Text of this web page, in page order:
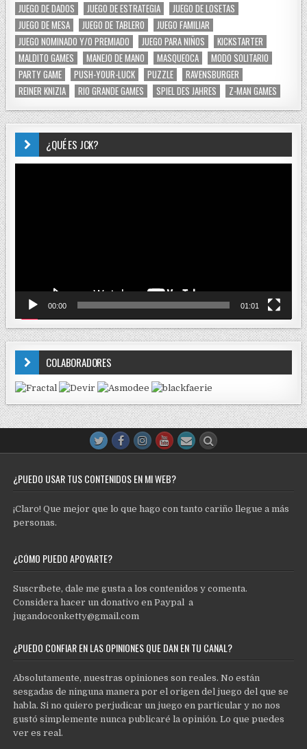
JUEGO DE DADOS
JUEGO DE ESTRATEGIA
JUEGO DE LOSETAS
JUEGO DE MESA
JUEGO DE TABLERO
JUEGO FAMILIAR
JUEGO NOMINADO Y/O PREMIADO
JUEGO PARA NIÑOS
KICKSTARTER
MALDITO GAMES
MANEJO DE MANO MASQUEOCA
MODO SOLITARIO
PARTY GAME
PUSH-YOUR-LUCK PUZZLE
RAVENSBURGER
REINER KNIZIA
RIO GRANDE GAMES SPIEL DES JAHRES Z-MAN GAMES
¿QUÉ ES JCK?
00:00 01:01
COLABORADORES
¿PUEDO USAR TUS CONTENIDOS EN MI WEB?
¡Claro! Que mejor que lo que hago con tanto cariño llegue a más
personas.
¿CÓMO PUEDO APOYARTE?
Suscríbete, dale me gusta a los contenidos y comenta.
Considera hacer un donativo en Paypal a
jugandoconketty@gmail.com
¿PUEDO CONFIAR EN LAS OPINIONES QUE DAN EN TU CANAL?
Absolutamente, nuestras opiniones son reales. No están
sesgadas de ninguna manera por el origen del juego del que se
habla. Si no quiero perjudicar un juego en particular y no nos
gustó simplemente nunca publicaré la opinión. Lo que puedes
ver es real.